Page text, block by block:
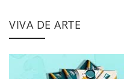
VIVA DE ARTE